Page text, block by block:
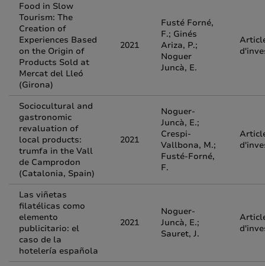
Food in Slow
Tourism: The
Creation of
Experiences Based
on the Origin of
Products Sold at
Mercat del Lleó
(Girona)
2021
Fusté Forné,
F.; Ginés
Ariza, P.;
Noguer
Juncà, E.
Sociocultural and
gastronomic
revaluation of
local products:
trumfa in the Vall
de Camprodon
(Catalonia, Spain)
2021
Noguer-
Juncà, E.;
Crespi-
Vallbona, M.;
Fusté-Forné,
F.
Las viñetas
filatélicas como
elemento
publicitario: el
caso de la
hotelería española
2021
Noguer-
Juncà, E.;
Sauret, J.